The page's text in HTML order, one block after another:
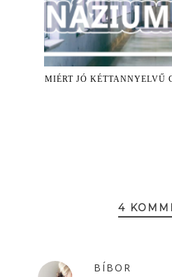
MIÉRT JÓ KÉTTANNYELVŰ
4
BÍBOR